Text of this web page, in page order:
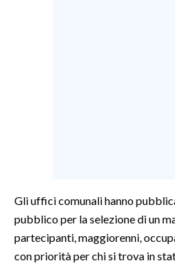
SPETTACOLI
GOSSIP
Gli uffici comunali hanno
pubblico per la selezione di un
partecipanti, maggiorenni,
con priorità per chi si trova in